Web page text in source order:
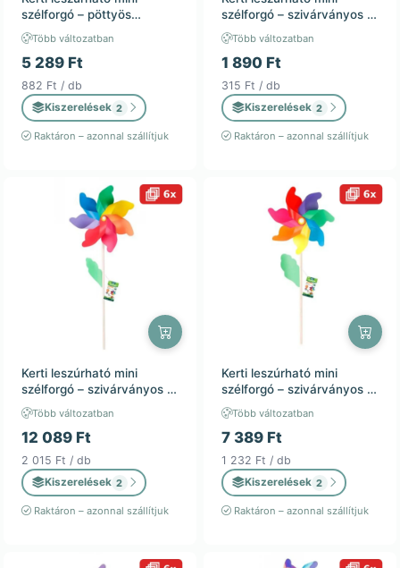
szélforgó – pöttyös
szivárvány – 24x56cm –
kültéri dekoráció / 6db
Több változatban
5 289 Ft
882 Ft / db
Kiszerelések 2
Raktáron – azonnal szállítjuk
szélforgó – szivárványos –
8x27cm – kültéri dekoráció
/ 6db
Több változatban
1 890 Ft
315 Ft / db
Kiszerelések 2
Raktáron – azonnal szállítjuk
Kerti leszúrható mini
szélforgó – szivárványos –
42x110cm – kültéri
dekoráció / 6db
Több változatban
12 089 Ft
2 015 Ft / db
Kiszerelések 2
Raktáron – azonnal szállítjuk
Kerti leszúrható mini
szélforgó – szivárványos –
32x75cm – kültéri
dekoráció / 6db
Több változatban
7 389 Ft
1 232 Ft / db
Kiszerelések 2
Raktáron – azonnal szállítjuk